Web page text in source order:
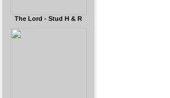
The Lord - Stud H & R